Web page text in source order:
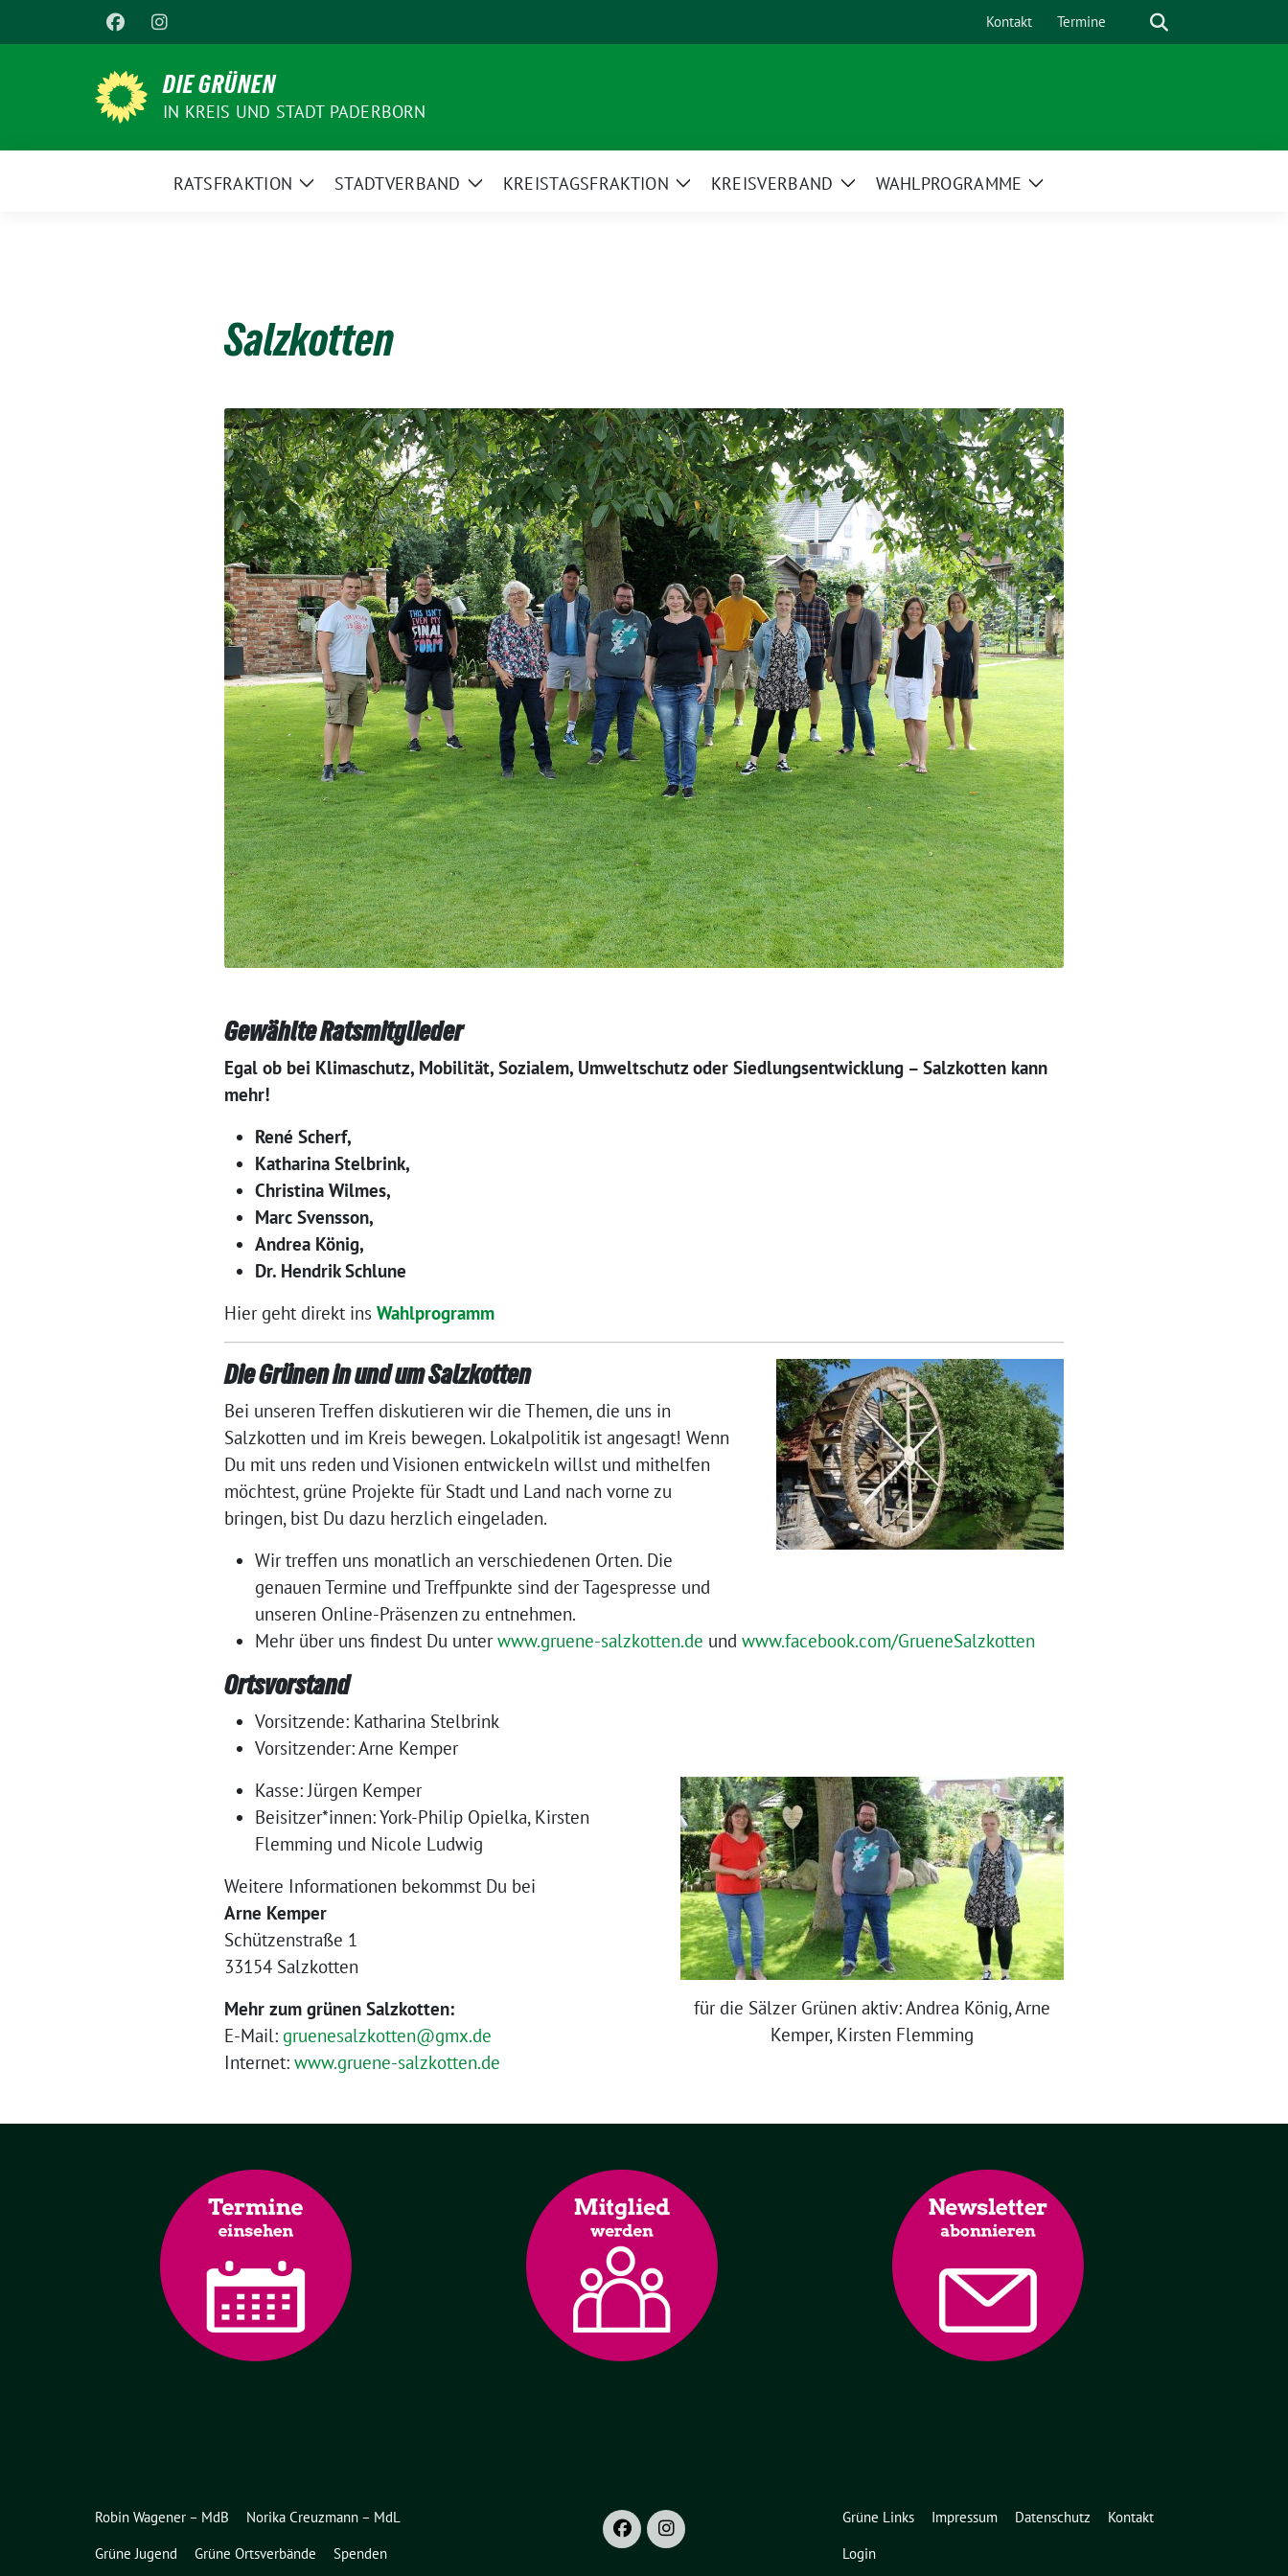
zum
Kontakt Termine Suche
DIE GRÜNEN
IN KREIS UND STADT PADERBORN
RATSFRAKTION
ZeigeSTADTVERBAND
ZeigeKREISTAGSFRAKTION
ZeigeKREISVERBAND
ZeigeWAHLPROGRAMME
Zeige
Salzkotten
Gewählte Ratsmitglieder
Egal ob bei Klimaschutz, Mobilität, Sozialem, Umweltschutz oder Siedlungsentwicklung – Salzkotten kann
mehr!
René Scherf,
Katharina Stelbrink,
Christina Wilmes,
Marc Svensson,
Andrea König,
Dr. Hendrik Schlune
Hier geht direkt ins Wahlprogramm
Die Grünen in und um Salzkotten
Bei unseren Treffen diskutieren wir die Themen, die uns in
Salzkotten und im Kreis bewegen. Lokalpolitik ist angesagt! Wenn
Du mit uns reden und Visionen entwickeln willst und mithelfen
möchtest, grüne Projekte für Stadt und Land nach vorne zu
bringen, bist Du dazu herzlich eingeladen.
Wir treffen uns monatlich an verschiedenen Orten. Die
genauen Termine und Treffpunkte sind der Tagespresse und
unseren Online-Präsenzen zu entnehmen.
Mehr über uns findest Du unterwww.gruene-salzkotten.de und www.facebook.com/GrueneSalzkotten
Ortsvorstand
Vorsitzende: Katharina Stelbrink
Vorsitzender: Arne Kemper
für die Sälzer Grünen aktiv: Andrea König, Arne
Kemper, Kirsten Flemming
Kasse: Jürgen Kemper
Beisitzer*innen: York-Philip Opielka, Kirsten
Flemming und Nicole Ludwig
Weitere Informationen bekommst Du bei
Arne Kemper
Schützenstraße 1
33154 Salzkotten
Mehr zum grünen Salzkotten:
E-Mail: gruenesalzkotten@gmx.de
Internet: www.gruene-salzkotten.de
Robin Wagener – MdB
Norika Creuzmann – MdL
Grüne Jugend
Grüne Ortsverbände Spenden
Grüne Links Impressum Datenschutz
Kontakt
Login